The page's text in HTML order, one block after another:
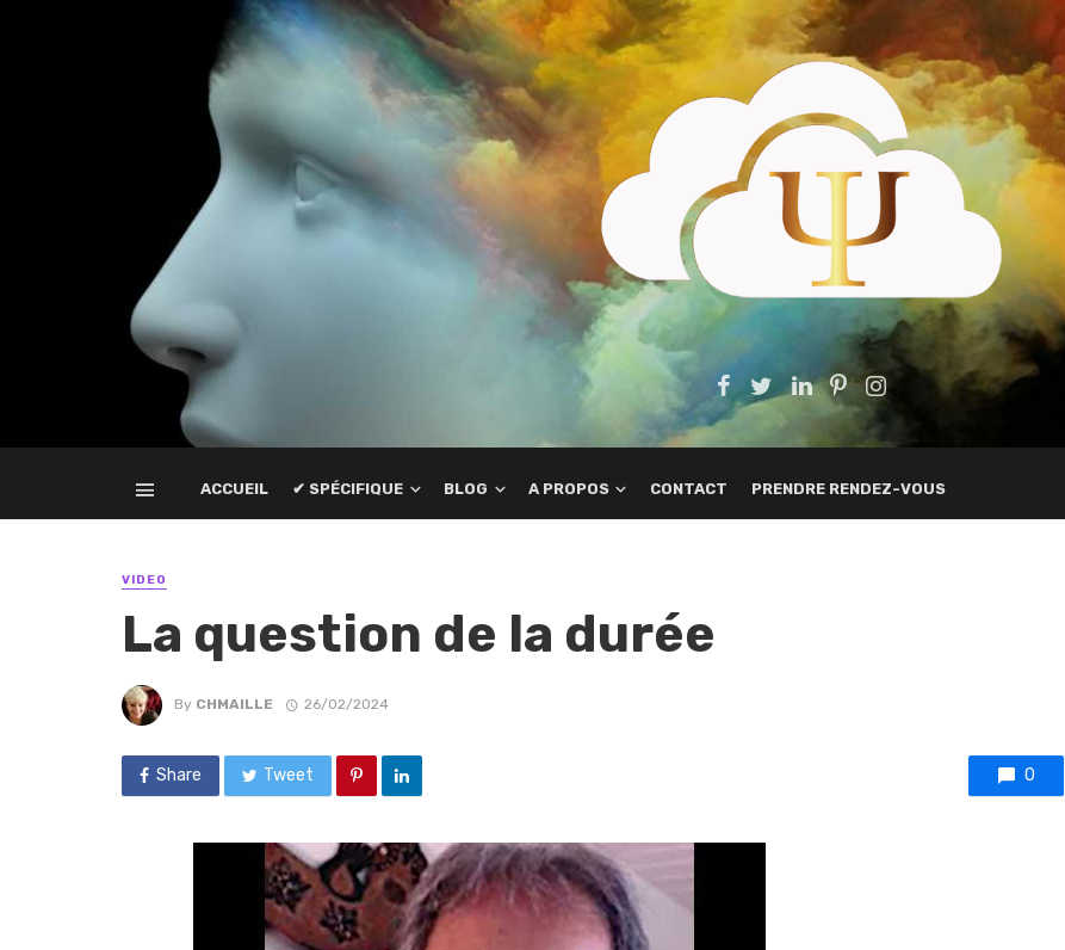
ACCUEIL ✔ SPÉCIFIQUE BLOG A PROPOS CONTACT PRENDRE RENDEZ-VOUS
VIDEO
La question de la durée
By CHMAILLE 26/02/2024
Share Tweet 0